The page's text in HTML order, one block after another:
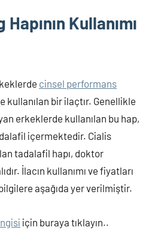
Kullanımı
cinsel performans
kullanılan bir ilaçtır. Genellikle
erkeklerde kullanılan bu hap,
içermektedir. Cialis
tadalafil hapı, doktor
İlacın kullanımı ve fiyatları
aşağıda yer verilmiştir.
için buraya tıklayın..